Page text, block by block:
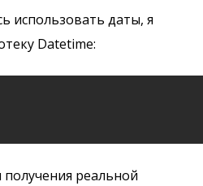
использовать даты, я
Datetime:
реальной